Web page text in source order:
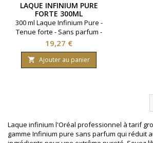
LAQUE INFINIUM PURE
FORTE 300ML
300 ml Laque Infinium Pure -
Tenue forte - Sans parfum -
L'Oréal professionnel
Prix
19,27 €
 Ajouter au panier
Laque infinium l'Oréal professionnel à tarif
gamme Infinium pure sans parfum qui réduit